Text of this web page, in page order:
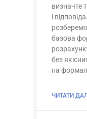
визначте
і
базова
без
на
ЧИТАТИ